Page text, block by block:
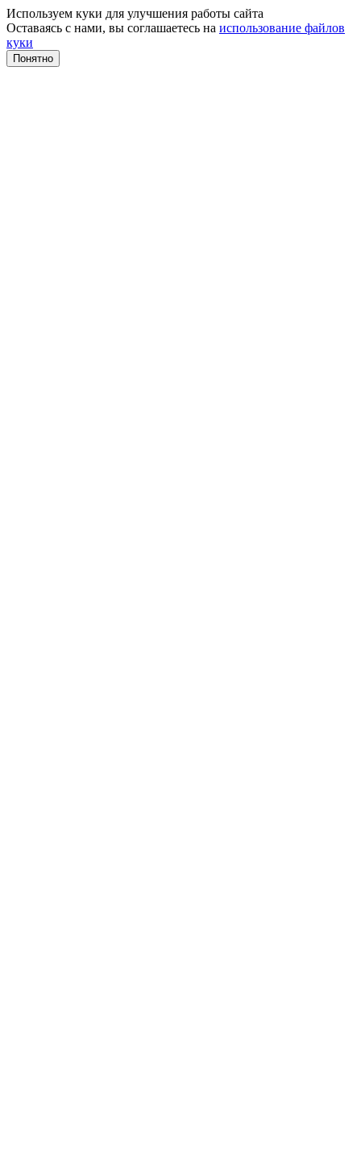
Используем куки для улучшения работы сайта
Оставаясь с нами, вы соглашаетесь на использование файлов
куки
Понятно